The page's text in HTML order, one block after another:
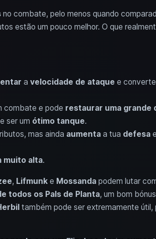
no combate, pelo menos quando
estão um pouco melhor. O que
a velocidade de ataque e
combate e pode restaurar uma grande
ser um ótimo tanque.
mas ainda aumentaa tua defesae
muito alta.
, Lifmunke Mossandapodem lutar
todos os Pals de Planta, um bom
também pode ser extremamente útil,